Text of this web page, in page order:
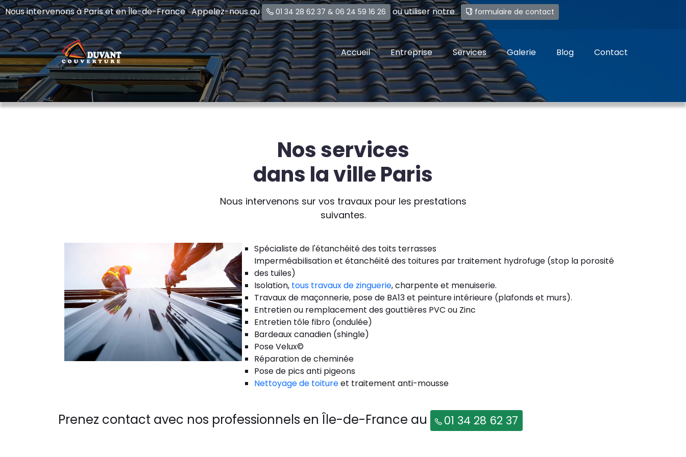
Nous intervenons à Paris et en Île-de-France Appelez-nous au 01 34 28 62 37 & 06 24 59 16 26 ou utiliser notre formulaire de contact
Accueil Entreprise Services Galerie Blog Contact
Nos services
dans la ville Paris
Nous intervenons sur vos travaux pour les prestations
suivantes.
Spécialiste de l'étanchéité des toits terrasses
Imperméabilisation et étanchéité des toitures par traitement hydrofuge (stop la porosité
des tuiles)
Isolation, tous travaux de zinguerie, charpente et menuiserie.
Travaux de maçonnerie, pose de BA13 et peinture intérieure (plafonds et murs).
Entretien ou remplacement des gouttières PVC ou Zinc
Entretien tôle fibro (ondulée)
Bardeaux canadien (shingle)
Pose Velux©
Réparation de cheminée
Pose de pics anti pigeons
Nettoyage de toitureet traitement anti-mousse
Prenez contact avec nos professionnels en Île-de-France au 01 34 28 62 37